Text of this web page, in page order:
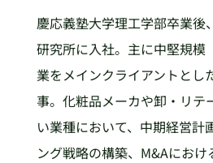
慶応義塾大学理工学部卒業後
研究所に入社。主に中堅規模
業をメインクライアントとし
事。化粧品メーカや卸・リテ
い業種において、中期経営計
ング戦略の構築、M&Aにお